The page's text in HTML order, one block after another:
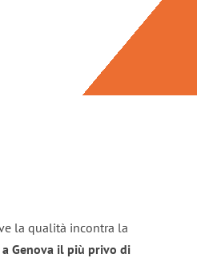
la qualità incontra la
Genova il più privo di